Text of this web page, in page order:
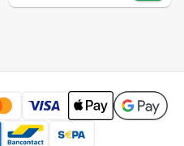
Picknick Lunch Tas